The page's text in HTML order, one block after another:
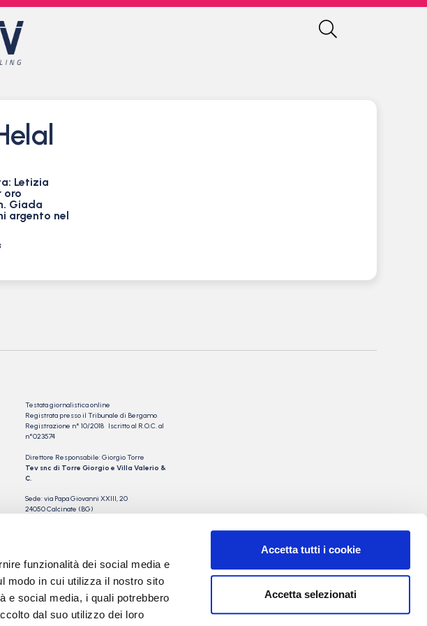
funzionalità dei social media e
modo in cui utilizza il nostro sito
e social media, i quali potrebbero
dal suo utilizzo dei loro
Accetta tutti i cookie
Accetta selezionati
Letizia
oro
Giada
argento nel
Testata giornalistica online
Registrata presso il Tribunale di Bergamo
Registrazione n° 10/2018 Iscritto al R.O.C. al
n°023574
Direttore Responsabile: Giorgio Torre
Tev snc di Torre Giorgio e Villa Valerio &
C.
Sede: via Papa Giovanni XXIII, 20
24050 Calcinate (BG)